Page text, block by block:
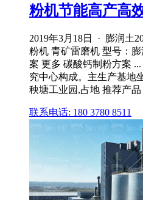
粉机节能高产高
2019年3月18日 · 膨润土
粉机 青矿雷磨机 型号：
案 更多 碳酸钙制粉方案
究中心构成。主生产基地
秧塘工业园,占地 推荐产品
联系电话: 180 3780 8511